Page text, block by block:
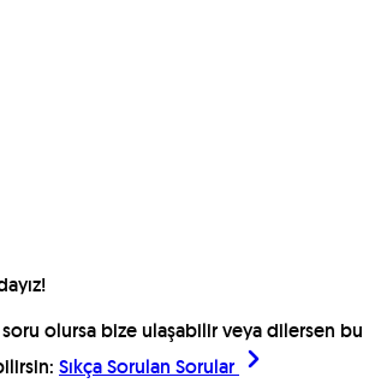
soru olursa bize ulaşabilir veya dilersen bu
Sıkça Sorulan Sorular